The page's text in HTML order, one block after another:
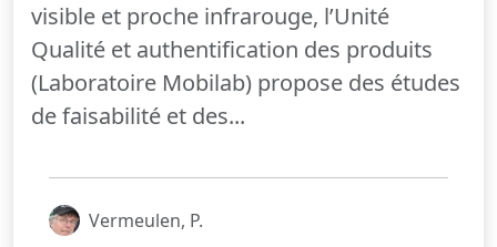
visible et proche infrarouge, l’Unité
Qualité et authentification des produits
(Laboratoire Mobilab) propose des études
de faisabilité et des...
Vermeulen, P.